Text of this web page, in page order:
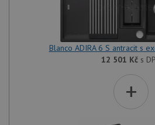
Blanco ADIRA 6 S antracit s
12 501 Kčs
+